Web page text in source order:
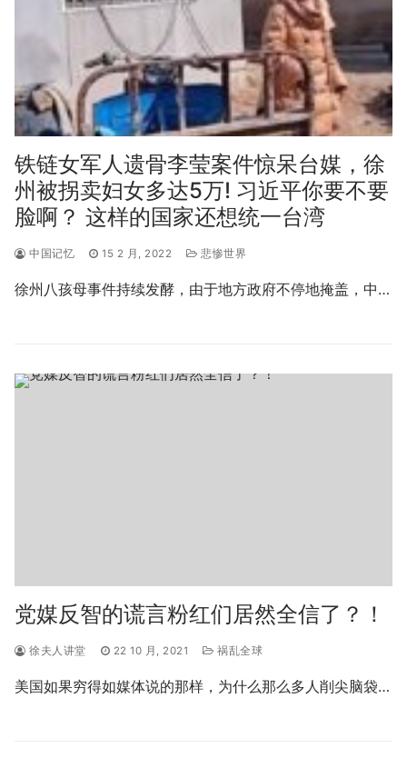
铁链女军人遗骨李莹案件惊呆台媒，徐
州被拐卖妇女多达5万! 习近平你要不要
脸啊？ 这样的国家还想统一台湾
中国记忆 15 2 月, 2022 悲惨世界
徐州八孩母事件持续发酵，由于地方政府不停地掩盖，中…
党媒反智的谎言粉红们居然全信了？！
徐夫人讲堂 22 10 月, 2021 祸乱全球
美国如果穷得如媒体说的那样，为什么那么多人削尖脑袋…